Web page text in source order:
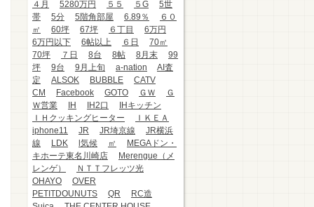
４月
5280万円 ５５ ５G
5世
帯
5分 5階角部屋 6.89％
６０
㎡
60坪 67坪 ６丁目
6万円
6万円以下
6帖以上 ６日
70㎡
70坪
７日 8台 8帖 8月末
99
坪
9台 9月上旬 a-nation
AI査
定
ALSOK BUBBLE
CATV
CM
Facebook GOTO ＧＷ
Ｇ
Ｗ営業
IH IH2口
IHキッチン
ＩＨクッキングヒーター
ＩＫＥＡ
iphone11
JR JR埼京線
JR横浜
線
LDK l気候 ㎡
MEGAドン・
キホーテ東名川崎店
Merengue（メ
レンゲ）
ＮＴＴフレッツ光
OHAYO
OVER
PETITDOUNUTS
QR
RC造